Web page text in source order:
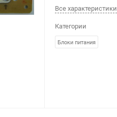
Все характеристики
Категории
Блоки питания